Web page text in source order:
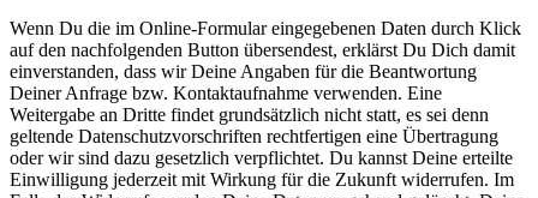
Wenn Du die im Online-Formular eingegebenen Daten durch Klick
auf den nachfolgenden Button übersendest, erklärst Du Dich damit
einverstanden, dass wir Deine Angaben für die Beantwortung
Deiner Anfrage bzw. Kontaktaufnahme verwenden. Eine
Weitergabe an Dritte findet grundsätzlich nicht statt, es sei denn
geltende Datenschutzvorschriften rechtfertigen eine Übertragung
oder wir sind dazu gesetzlich verpflichtet. Du kannst Deine erteilte
Einwilligung jederzeit mit Wirkung für die Zukunft widerrufen. Im